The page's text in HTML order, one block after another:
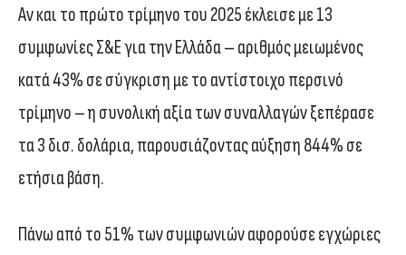
Αν και το πρώτο τρίμηνο του 2025 έκλεισε με 13
συμφωνίες Σ&Ε για την Ελλάδα – αριθμός μειωμένος
κατά 43% σε σύγκριση με το αντίστοιχο περσινό
τρίμηνο – η συνολική αξία των συναλλαγών ξεπέρασε
τα 3 δισ. δολάρια, παρουσιάζοντας αύξηση 844% σε
ετήσια βάση.
Πάνω από το 51% των συμφωνιών αφορούσε εγχώριες